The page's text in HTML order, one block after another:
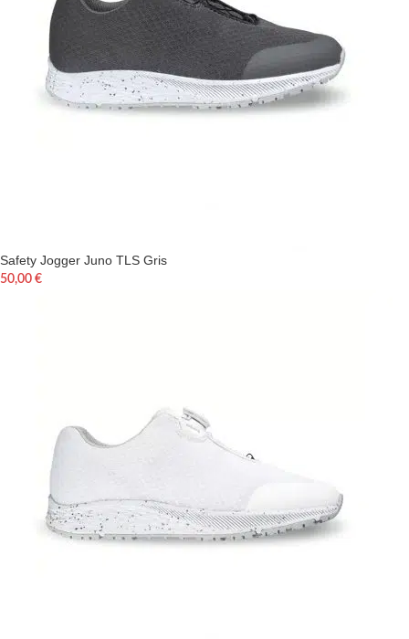
Safety Jogger Juno TLS Gris
50,00 €